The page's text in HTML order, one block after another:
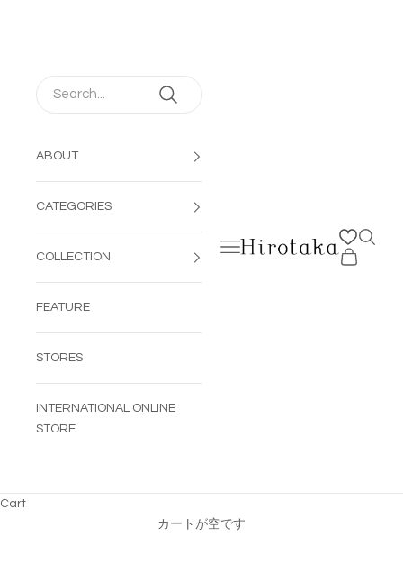
Hirotaka Jewelry | 公式オン
メニューを開く
検索を
カートを
ABOUT
CATEGORIES
COLLECTION
FEATURE
STORES
INTERNATIONAL ONLINE
STORE
Cart
カートが空です